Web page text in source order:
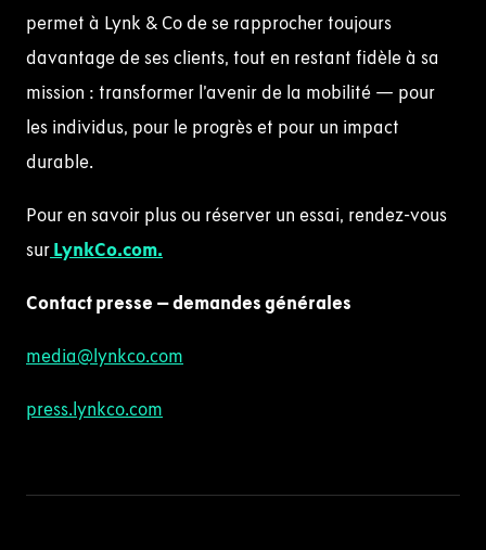
permet à Lynk & Co de se rapprocher toujours
davantage de ses clients, tout en restant fidèle à sa
mission : transformer l’avenir de la mobilité — pour
les individus, pour le progrès et pour un impact
durable.
Pour en savoir plus ou réserver un essai, rendez-vous
sur LynkCo.com.
Contact presse – demandes générales
media@lynkco.com
press.lynkco.com